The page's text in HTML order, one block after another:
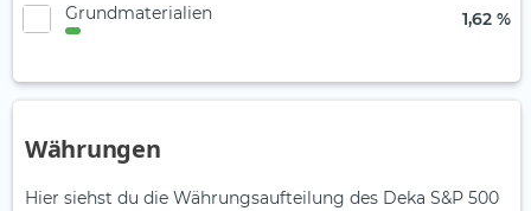
Grundmaterialien 1,62 %
Währungen
Hier siehst du die Währungsaufteilung des Deka S&P 500